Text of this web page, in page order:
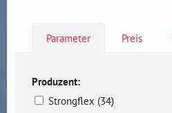
Parameter Preis
Produzent:
Strongflex (34)